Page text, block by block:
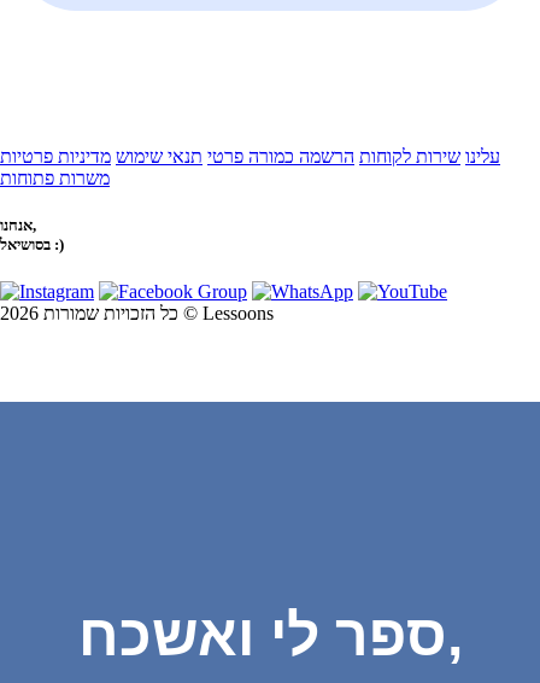
עלינו שירות לקוחות הרשמה כמורה פרטי תנאי שימוש מדיניות פרטיות
משרות פתוחות
אנחנו,
בסושיאל :)
כל הזכויות שמורות 2026 © Lessoons
ספר לי ואשכח,